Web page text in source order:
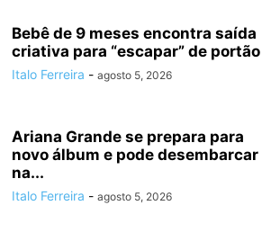
Bebê de 9 meses encontra saída
criativa para “escapar” de portão
Italo Ferreira - agosto 5, 2026
Ariana Grande se prepara para
novo álbum e pode desembarcar
na...
Italo Ferreira - agosto 5, 2026